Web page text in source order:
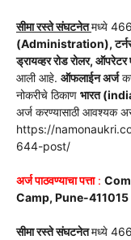
सीमा रस्ते संघटनेतमध्ये 466
(Administration), टर्नर,
ड्रायव्हर रोड रोलर,
आली आहे. ऑफलाईन अर्ज
नोकरीचे ठिकाण भारत
अर्ज करण्यासाठी आवश्यक
https://
644-post/
अर्ज पाठवण्याचा पत्ता:
Camp, Pune-411015
सीमा रस्ते संघटनेतमध्ये 466